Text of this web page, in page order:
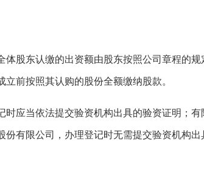
股东认缴的出资额由股东按照公司章程的规
前按照其认购的股份全额缴纳股款。
应当依法提交验资机构出具的验资证明；有
有限公司，办理登记时无需提交验资机构出